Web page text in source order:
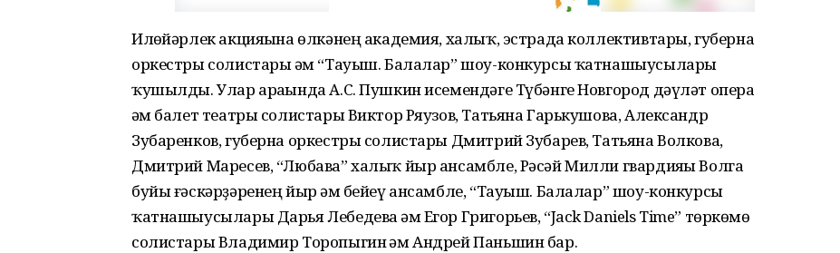
Илһөйәрлек акцияһына өлкәнең академия, халыҡ, эстрада коллективтары, губерна
оркестры солистары һәм “Тауыш. Балалар” шоу-конкурсы ҡатнашыусылары
ҡушылды. Улар араһында А.С. Пушкин исемендәге Түбәнге Новгород дәүләт опера
һәм балет театры солистары Виктор Ряузов, Татьяна Гарькушова, Александр
Зубаренков, губерна оркестры солистары Дмитрий Зубарев, Татьяна Волкова,
Дмитрий Маресев, “Любава” халыҡ йыр ансамбле, Рәсәй Милли гвардияһы Волга
буйы ғәскәрҙәренең йыр һәм бейеү ансамбле, “Тауыш. Балалар” шоу-конкурсы
ҡатнашыусылары Дарья Лебедева һәм Егор Григорьев, “Jack Daniels Time” төркөмө
солистары Владимир Торопыгин һәм Андрей Паньшин бар.